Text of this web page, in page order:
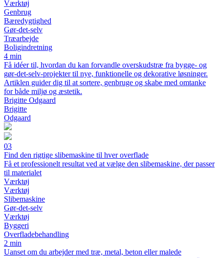
Værktøj
Genbrug
Bæredygtighed
Gør‑det‑selv
Træarbejde
Boligindretning
4 min
Få idéer til, hvordan du kan forvandle overskudstræ fra bygge- og
gør‑det‑selv‑projekter til nye, funktionelle og dekorative løsninger.
Artiklen guider dig til at sortere, genbruge og skabe med omtanke
for både miljø og æstetik.
Brigitte Odgaard
Brigitte
Odgaard
03
Find den rigtige slibemaskine til hver overflade
Få et professionelt resultat ved at vælge den slibemaskine, der passer
til materialet
Værktøj
Værktøj
Slibemaskine
Gør-det-selv
Værktøj
Byggeri
Overfladebehandling
2 min
Uanset om du arbejder med træ, metal, beton eller malede